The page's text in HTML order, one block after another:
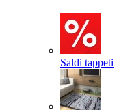
Saldi tappeti